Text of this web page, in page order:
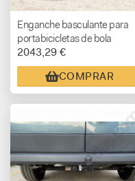
Enganche basculante para
portabicicletas de bola
THULE VeloSwing
2043,29 €
COMPRAR